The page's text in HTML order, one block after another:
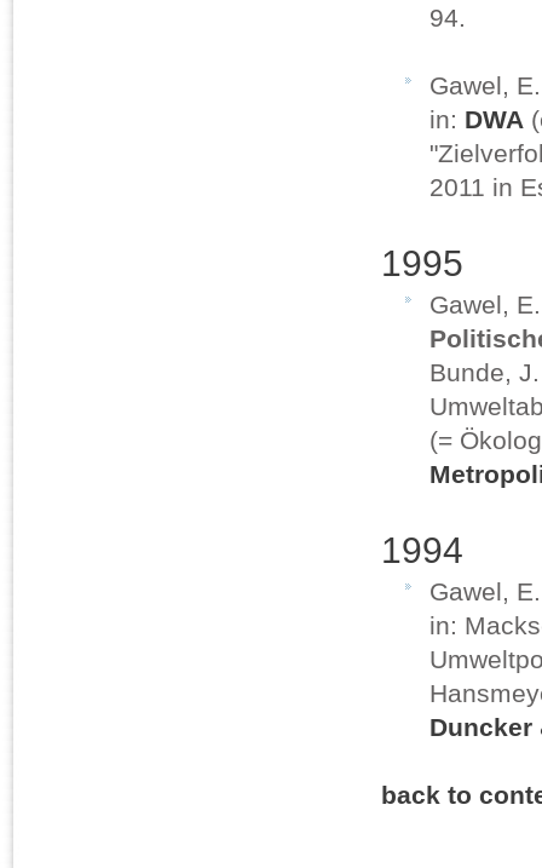
94.
Gawel,
in: DWA
2011 in
1995
Gawel,
Bunde,
(=
1994
Gawel,
in:
Duncker
back to